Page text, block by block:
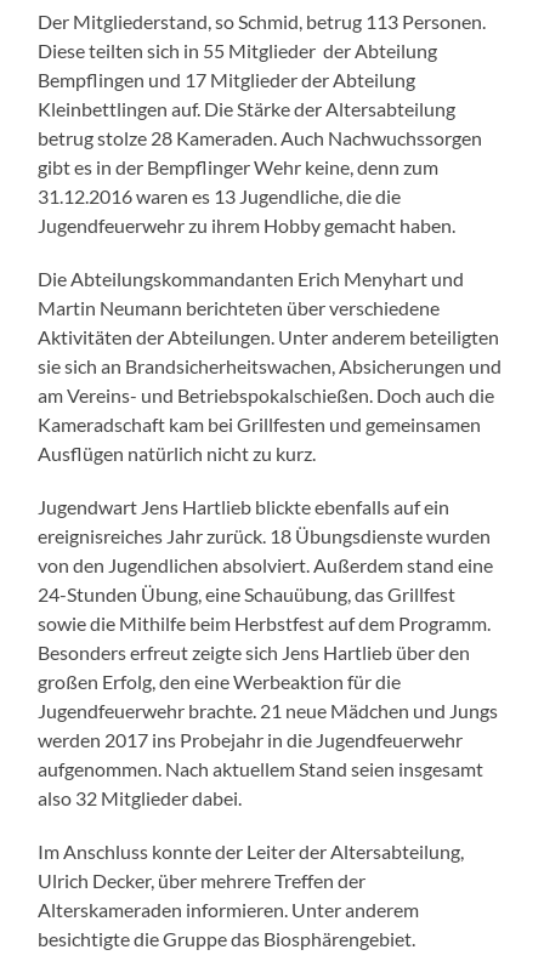
Der Mitgliederstand, so Schmid, betrug 113 Personen.
Diese teilten sich in 55 Mitglieder der Abteilung
Bempflingen und 17 Mitglieder der Abteilung
Kleinbettlingen auf. Die Stärke der Altersabteilung
betrug stolze 28 Kameraden. Auch Nachwuchssorgen
gibt es in der Bempflinger Wehr keine, denn zum
31.12.2016 waren es 13 Jugendliche, die die
Jugendfeuerwehr zu ihrem Hobby gemacht haben.
Die Abteilungskommandanten Erich Menyhart und
Martin Neumann berichteten über verschiedene
Aktivitäten der Abteilungen. Unter anderem beteiligten
sie sich an Brandsicherheitswachen, Absicherungen und
am Vereins- und Betriebspokalschießen. Doch auch die
Kameradschaft kam bei Grillfesten und gemeinsamen
Ausflügen natürlich nicht zu kurz.
Jugendwart Jens Hartlieb blickte ebenfalls auf ein
ereignisreiches Jahr zurück. 18 Übungsdienste wurden
von den Jugendlichen absolviert. Außerdem stand eine
24-Stunden Übung, eine Schauübung, das Grillfest
sowie die Mithilfe beim Herbstfest auf dem Programm.
Besonders erfreut zeigte sich Jens Hartlieb über den
großen Erfolg, den eine Werbeaktion für die
Jugendfeuerwehr brachte. 21 neue Mädchen und Jungs
werden 2017 ins Probejahr in die Jugendfeuerwehr
aufgenommen. Nach aktuellem Stand seien insgesamt
also 32 Mitglieder dabei.
Im Anschluss konnte der Leiter der Altersabteilung,
Ulrich Decker, über mehrere Treffen der
Alterskameraden informieren. Unter anderem
besichtigte die Gruppe das Biosphärengebiet.